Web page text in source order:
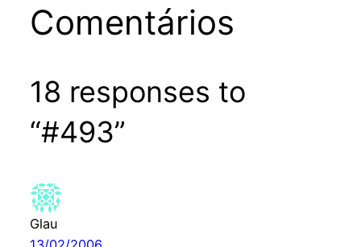
Comentários
18 responses to
“#493”
Glau